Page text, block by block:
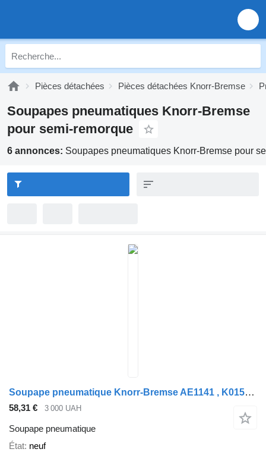
Pièces détachées Pièces détachées Knorr-Bremse
Soupapes pneumatiques Knorr-Bremse
pour semi-remorque
6 annonces: Soupapes pneumatiques Knorr-Bremse pour
Soupape pneumatique Knorr-Bremse AE1141 , K015384N00.K008546 pour semi-remorque
58,31 € 3 000 UAH
Soupape pneumatique
État neuf